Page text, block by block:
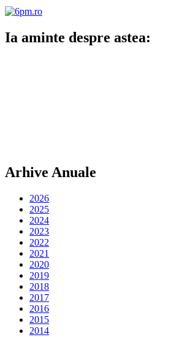
Ia aminte despre astea:
Arhive Anuale
2026
2025
2024
2023
2022
2021
2020
2019
2018
2017
2016
2015
2014